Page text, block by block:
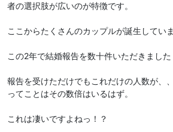
者の選択肢が広いのが特徴です。
ここからたくさんのカップルが誕生していま
この2年で結婚報告を数十件いただきました
報告を受けただけでもこれだけの人数が、、
ってことはその数倍はいるはず。
これは凄いですよねっ！？